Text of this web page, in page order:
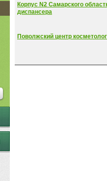
Корпус N2 Самарского
диспансера
Поволжский центр